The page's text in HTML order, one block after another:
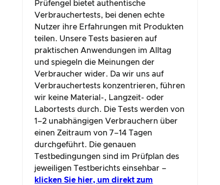
Prüfengel bietet authentische
Verbrauchertests, bei denen echte
Nutzer ihre Erfahrungen mit Produkten
teilen. Unsere Tests basieren auf
praktischen Anwendungen im Alltag
und spiegeln die Meinungen der
Verbraucher wider. Da wir uns auf
Verbrauchertests konzentrieren, führen
wir keine Material-, Langzeit- oder
Labortests durch. Die Tests werden von
1–2 unabhängigen Verbrauchern über
einen Zeitraum von 7–14 Tagen
durchgeführt. Die genauen
Testbedingungen sind im Prüfplan des
jeweiligen Testberichts einsehbar –
klicken Sie hier, um direkt zum